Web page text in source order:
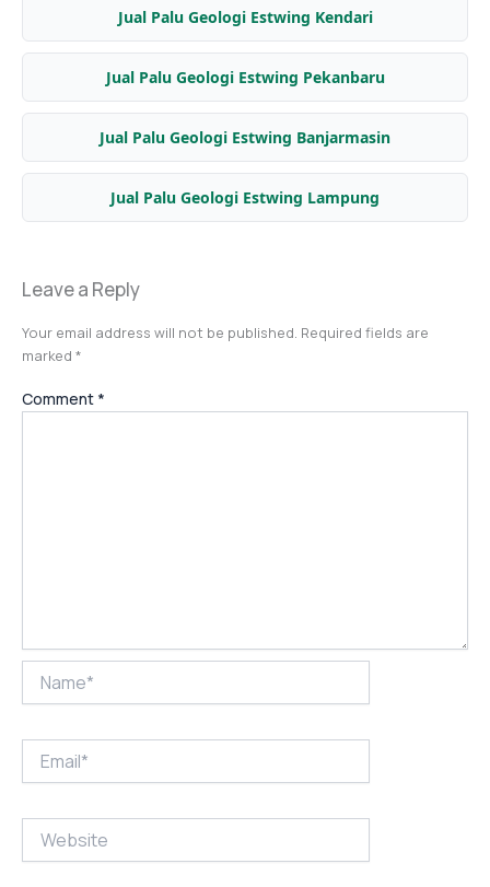
Jual Palu Geologi Estwing Kendari
Jual Palu Geologi Estwing Pekanbaru
Jual Palu Geologi Estwing Banjarmasin
Jual Palu Geologi Estwing Lampung
Leave a Reply
Your email address will not be published. Required fields are
marked *
Comment *